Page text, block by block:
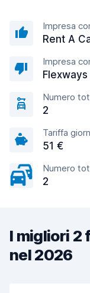
Impresa
Rent A
Impresa
Numero
2
Tariffa
51 €
Numero
2
I migliori 2
nel 2026